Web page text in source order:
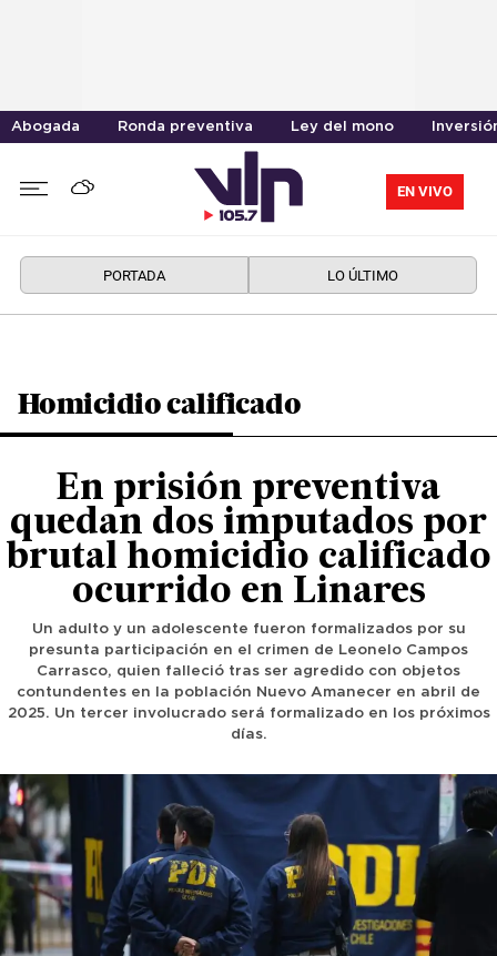
Abogada Ronda preventiva Ley del mono
EN VIVO
PORTADA LO ÚLTIMO
Homicidio calificado
En prisión preventiva
quedan dos imputados por
brutal homicidio calificado
ocurrido en Linares
Un adulto y un adolescente fueron formalizados por su
presunta participación en el crimen de Leonelo Campos
Carrasco, quien falleció tras ser agredido con objetos
contundentes en la población Nuevo Amanecer en abril de
2025. Un tercer involucrado será formalizado en los próximos
días.